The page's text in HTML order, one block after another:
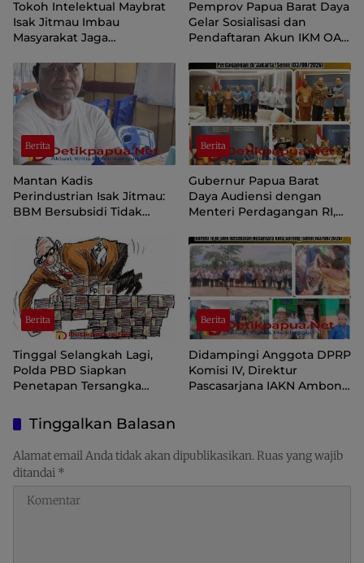
Tokoh Intelektual Maybrat
Isak Jitmau Imbau
Masyarakat Jaga
81 Kemerdekaan RI
Pemprov Papua Barat Daya
Gelar Sosialisasi dan
Pendaftaran Akun IKM OAP
Berita
Mantan Kadis
Perindustrian Isak Jitmau:
BBM Bersubsidi Tidak
Distribusi Perlu Diperkuat
Berita
Gubernur Papua Barat
Daya Audiensi dengan
Menteri Perdagangan RI,
Pusat Perdagangan dan
Ekspor Kawasan Timur
Indonesia
Berita
Tinggal Selangkah Lagi,
Polda PBD Siapkan
Penetapan Tersangka
Berita
Didampingi Anggota DPRP
Komisi IV, Direktur
Pascasarjana IAKN Ambon
Tinggalkan Balasan
Alamat email Anda tidak akan dipublikasikan. Ruas yang wajib
ditandai *